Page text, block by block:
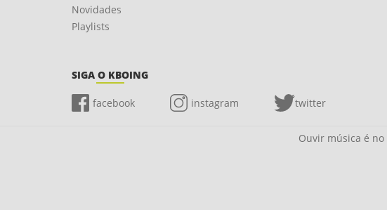
Novidades
Playlists
SIGA O KBOING
facebook instagram twitter
Ouvir música é no